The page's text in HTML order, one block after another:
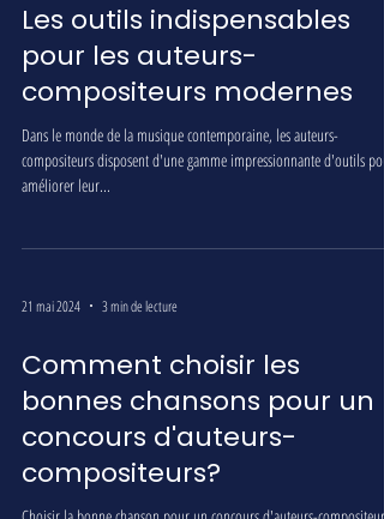
Les outils indispensables
pour les auteurs-
compositeurs modernes
Dans le monde de la musique contemporaine, les auteurs-
compositeurs disposent d'une gamme impressionnante d'outils pour
améliorer leur...
21 mai 2024 3 min de lecture
Comment choisir les
bonnes chansons pour un
concours d'auteurs-
compositeurs?